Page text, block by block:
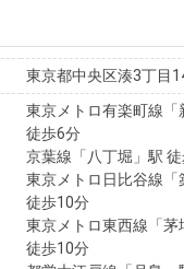
東京都中央区湊3丁目
東京メトロ有楽町線「
徒歩6分
京葉線「八丁堀」駅
東京メトロ日比谷線「
徒歩10分
東京メトロ東西線「茅
徒歩10分